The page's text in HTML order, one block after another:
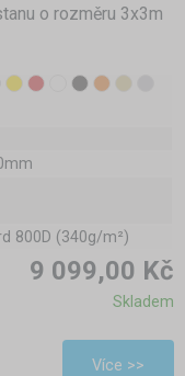
o rozměru 3x3m
800D (340g/m²)
9 099,00 Kč
Skladem
Více >>